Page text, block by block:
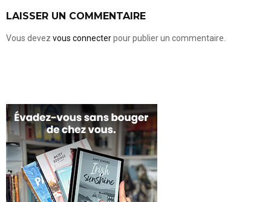
LAISSER UN COMMENTAIRE
Vous devez vous connecterpour publier un commentaire.